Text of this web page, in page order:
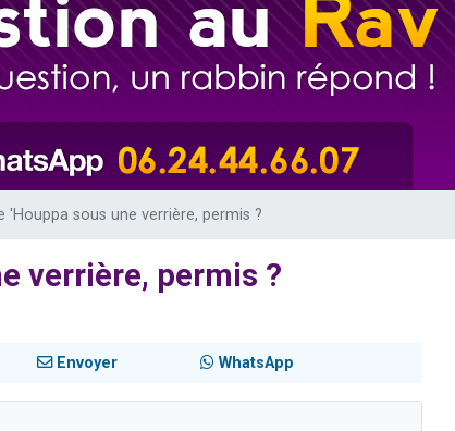
de demander une bénédiction
pour étudier en groupe sur Zoom
son Maasser
son Maasser
'Houppa sous une verrière, permis ?
verrière, permis ?
Envoyer WhatsApp